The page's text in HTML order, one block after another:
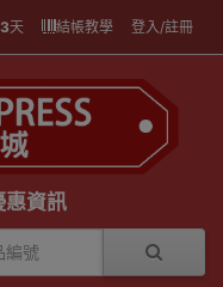
天 結帳教學 登入/註冊
惠資訊